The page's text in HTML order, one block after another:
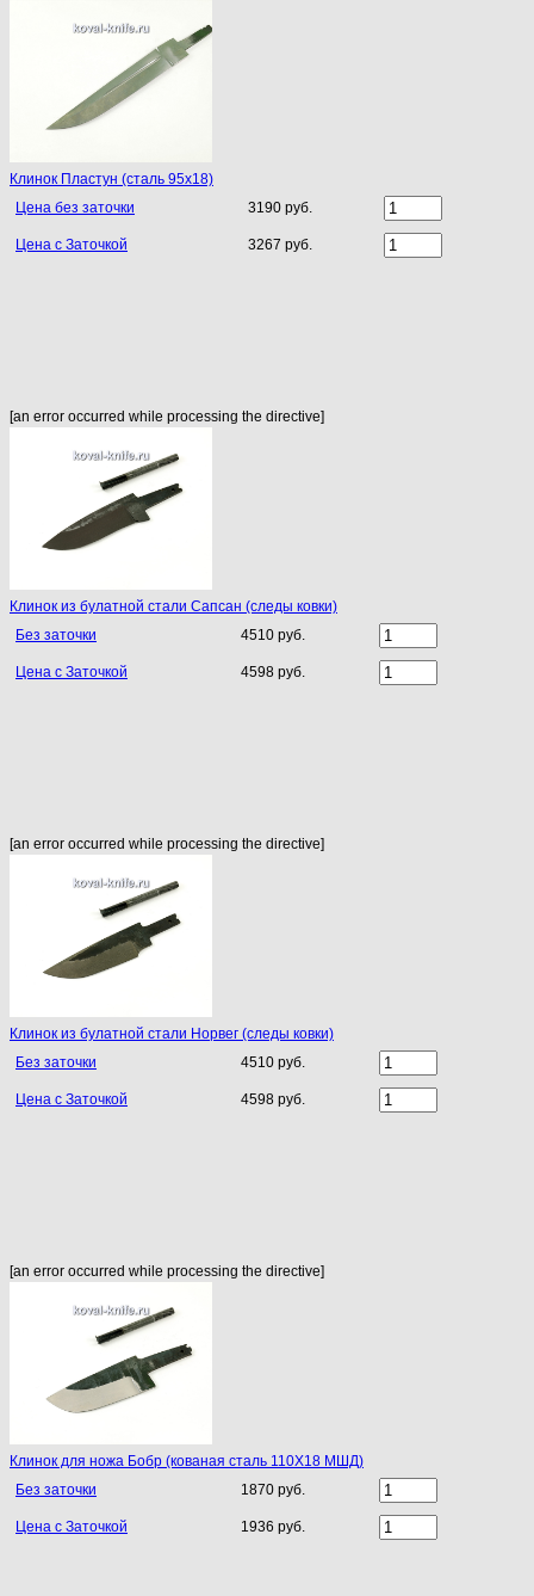
Клинок Пластун (сталь 95х18)
Цена без заточки
3190 руб.
Цена с Заточкой 3267 руб.
[an error occurred while processing the directive]
Клинок из булатной стали Сапсан (следы ковки)
Без заточки
4510 руб.
Цена с Заточкой 4598 руб.
[an error occurred while processing the directive]
Клинок из булатной стали Норвег (следы ковки)
Без заточки
4510 руб.
Цена с Заточкой 4598 руб.
[an error occurred while processing the directive]
Клинок для ножа Бобр (кованая сталь 110Х18 МШД)
Без заточки
1870 руб.
Цена с Заточкой 1936 руб.